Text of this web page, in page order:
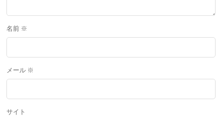
名前 ※
メール ※
サイト